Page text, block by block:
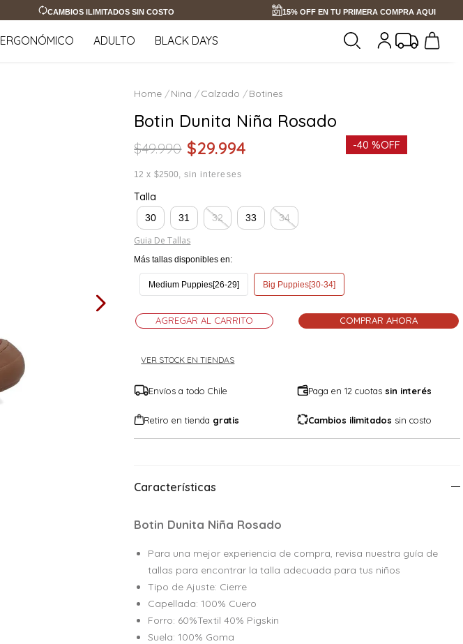
CAMBIOS ILIMITADOS SIN COSTO 15% OFF EN TU PRIMERA COMPRA AQUI
ERGONÓMICO ADULTO BLACK DAYS
Nina Calzado Botines
Botin Dunita Niña Rosado
$49.990 $29.994
12 x $2500 sin intereses
-40 %OFF
Talla
30 31 32 33 34
Guia De Tallas
Más tallas disponibles en:
Medium Puppies[26-29] Big Puppies[30-34]
AGREGAR AL CARRITO COMPRAR AHORA
VER STOCK EN TIENDAS
Envíos a todo Chile Paga en 12 cuotassin interés
Retiro en tienda gratis Cambios ilimitados sin costo
Características
Botin Dunita Niña Rosado
Para una mejor experiencia de compra, revisa nuestra guía de
tallas para encontrar la talla adecuada para tus niños
Tipo de Ajuste: Cierre
Capellada: 100% Cuero
Forro: 60%Textil 40% Pigskin
Suela: 100% Goma